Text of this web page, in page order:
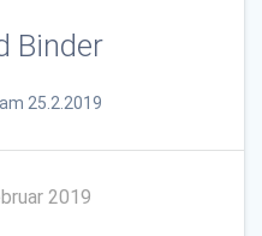
Binder
am 25.2.2019
2019